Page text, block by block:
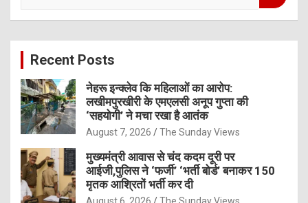
c
Recent Posts
नेहरू इन्क्लेव कि महिलाओं का आरोप:
लखीमपुरखीरी के एमएलसी अनूप गुप्ता की
‘सहयोगी’ ने मचा रखा है आतंक
August 7, 2026 The Sunday Views
मुख्यमंत्री आवास से चंद कदम दूरी पर
आईजी,पुलिस ने ‘फर्जी’ ‘भर्ती बोर्ड’ बनाकर 150
मृतक आश्रितों भर्ती कर दी
August 6, 2026 The Sunday Views